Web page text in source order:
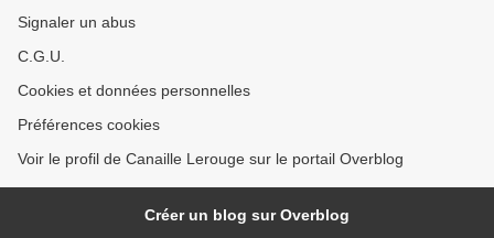
Signaler un abus
C.G.U.
Cookies et données personnelles
Préférences cookies
Voir le profil de Canaille Lerouge sur le portail Overblog
Créer un blog sur Overblog